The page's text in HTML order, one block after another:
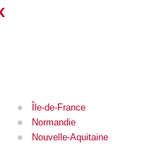
Île-de-France
Normandie
Nouvelle-Aquitaine